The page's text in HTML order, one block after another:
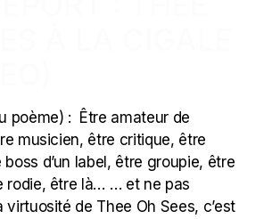
poème) : Être amateur de
musicien, être critique, être
d’un label, être groupie, être
rodie, être là… … et ne pas
virtuosité de Thee Oh Sees, c’est